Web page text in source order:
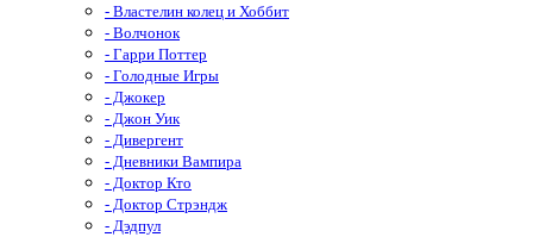
- Властелин колец и Хоббит
- Волчонок
- Гарри Поттер
- Голодные Игры
- Джокер
- Джон Уик
- Дивергент
- Дневники Вампира
- Доктор Кто
- Доктор Стрэндж
- Дэдпул